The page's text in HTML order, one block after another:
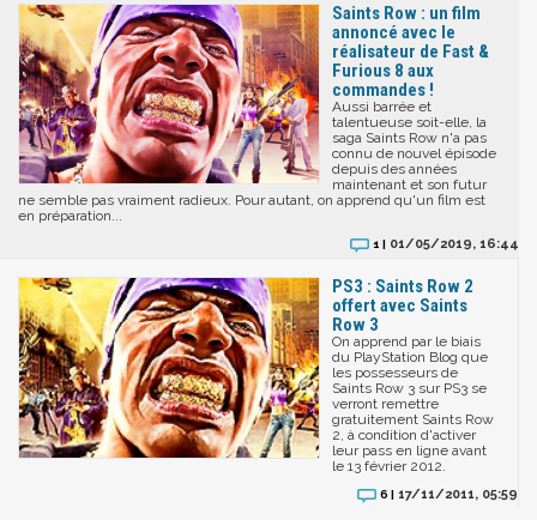
Saints Row : un film
annoncé avec le
réalisateur de Fast &
Furious 8 aux
commandes !
Aussi barrée et
talentueuse soit-elle, la
saga Saints Row n'a pas
connu de nouvel épisode
depuis des années
maintenant et son futur
ne semble pas vraiment radieux. Pour autant, on apprend qu'un film est
en préparation...
1 | 01/05/2019, 16:44
PS3 : Saints Row 2
offert avec Saints
Row 3
On apprend par le biais
du PlayStation Blog que
les possesseurs de
Saints Row 3 sur PS3 se
verront remettre
gratuitement Saints Row
2, à condition d'activer
leur pass en ligne avant
le 13 février 2012.
6 | 17/11/2011, 05:59